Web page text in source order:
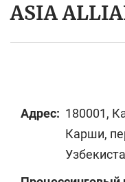
ASIA
Адрес: 180001,
Карши,